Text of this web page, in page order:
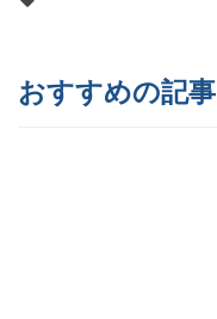
おすすめの記事